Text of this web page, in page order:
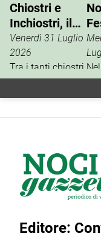
Chiostri e
Inchiostri, il
successo
della Gnostra
Kids
Venerdì 31 Luglio
2026
Tra i tanti chiostri,
palazzi e piazze
coinvolte
Gnostra Kids
merita un plauso
particolare perché
palcoscenico di
ha coinvolto
il
Editore: